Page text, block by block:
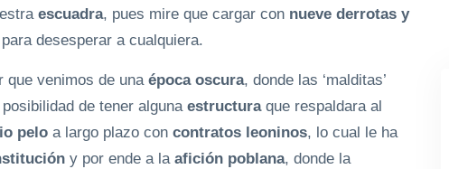
escuadra, pues mire que cargar con nueve derrotas y
desesperar a cualquiera.
que venimos de una época oscura, donde las ‘malditas’
de tener alguna estructuraque respaldara al
pelo a largo plazo con contratos leoninos, lo cual le ha
y por ende a la afición poblana, donde la